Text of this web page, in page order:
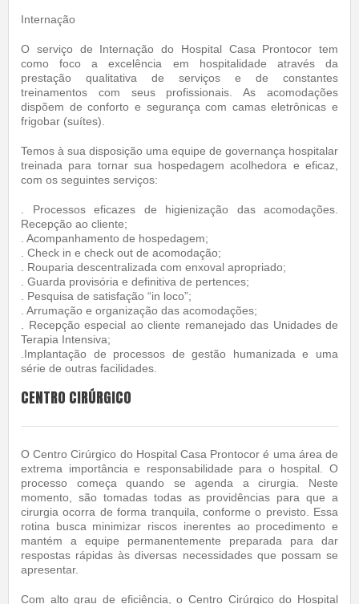
Internação
O serviço de Internação do Hospital Casa Prontocor tem
como foco a excelência em hospitalidade através da
prestação qualitativa de serviços e de constantes
treinamentos com seus profissionais. As acomodações
dispõem de conforto e segurança com camas eletrônicas e
frigobar (suítes).
Temos à sua disposição uma equipe de governança hospitalar
treinada para tornar sua hospedagem acolhedora e eficaz,
com os seguintes serviços:
. Processos eficazes de higienização das acomodações.
Recepção ao cliente;
. Acompanhamento de hospedagem;
. Check in e check out de acomodação;
. Rouparia descentralizada com enxoval apropriado;
. Guarda provisória e definitiva de pertences;
. Pesquisa de satisfação “in loco”;
. Arrumação e organização das acomodações;
. Recepção especial ao cliente remanejado das Unidades de
Terapia Intensiva;
.Implantação de processos de gestão humanizada e uma
série de outras facilidades.
CENTRO CIRÚRGICO
O Centro Cirúrgico do Hospital Casa Prontocor é uma área de
extrema importância e responsabilidade para o hospital. O
processo começa quando se agenda a cirurgia. Neste
momento, são tomadas todas as providências para que a
cirurgia ocorra de forma tranquila, conforme o previsto. Essa
rotina busca minimizar riscos inerentes ao procedimento e
mantém a equipe permanentemente preparada para dar
respostas rápidas às diversas necessidades que possam se
apresentar.
Com alto grau de eficiência, o Centro Cirúrgico do Hospital